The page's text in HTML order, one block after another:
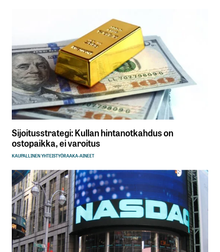
Sijoitusstrategi: Kullan hintanotkahdus on
ostopaikka, ei varoitus
KAUPALLINEN YHTEISTYÖRAAKA-AINEET